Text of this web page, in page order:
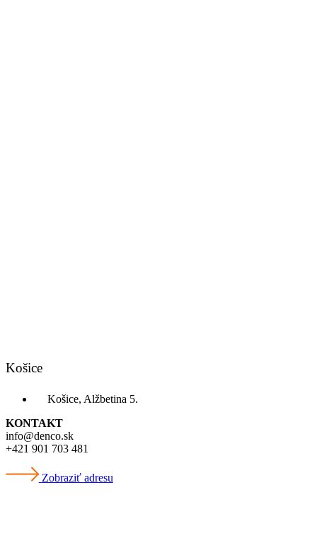
Košice
Košice, Alžbetina 5.
KONTAKT
info@denco.sk
+421 901 703 481
Zobraziť adresu